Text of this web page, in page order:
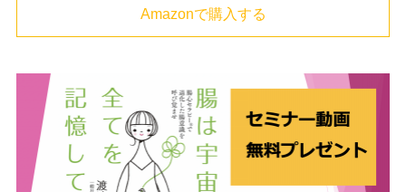
Amazonで購入する